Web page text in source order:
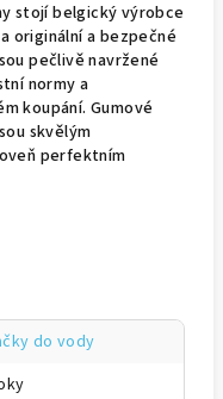
stojí belgický výrobce
originální a bezpečné
pečlivě navržené
normy a
koupání. Gumové
skvělým
perfektním
do vody